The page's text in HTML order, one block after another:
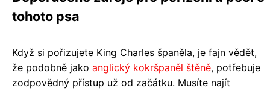
tohoto psa
Když si pořizujete King Charles španěla, je fajn vědět,
že podobně jako anglický kokršpaněl štěně, potřebuje
zodpovědný přístup už od začátku. Musíte najít